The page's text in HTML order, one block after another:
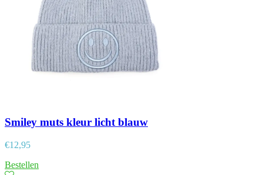
Smiley muts kleur licht blauw
€12,95
Bestellen